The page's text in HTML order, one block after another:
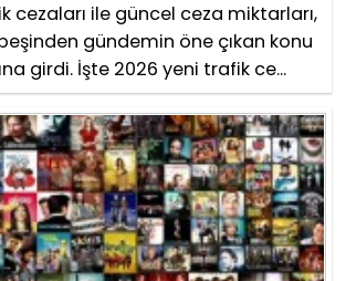
cezaları ile güncel ceza miktarları,
gündemin öne çıkan konu
girdi. İşte 2026 yeni trafik ce...